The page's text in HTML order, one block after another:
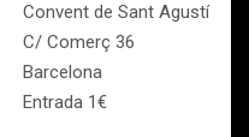
Convent de Sant Agustí
C/ Comerç 36
Barcelona
Entrada 1€